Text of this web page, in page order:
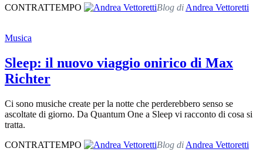
CONTRATTEMPO
Blog di Andrea Vettoretti
Musica
Sleep: il nuovo viaggio onirico di Max
Richter
Ci sono musiche create per la notte che perderebbero senso se
ascoltate di giorno. Da Quantum One a Sleep vi racconto di cosa si
tratta.
CONTRATTEMPO
Blog di Andrea Vettoretti